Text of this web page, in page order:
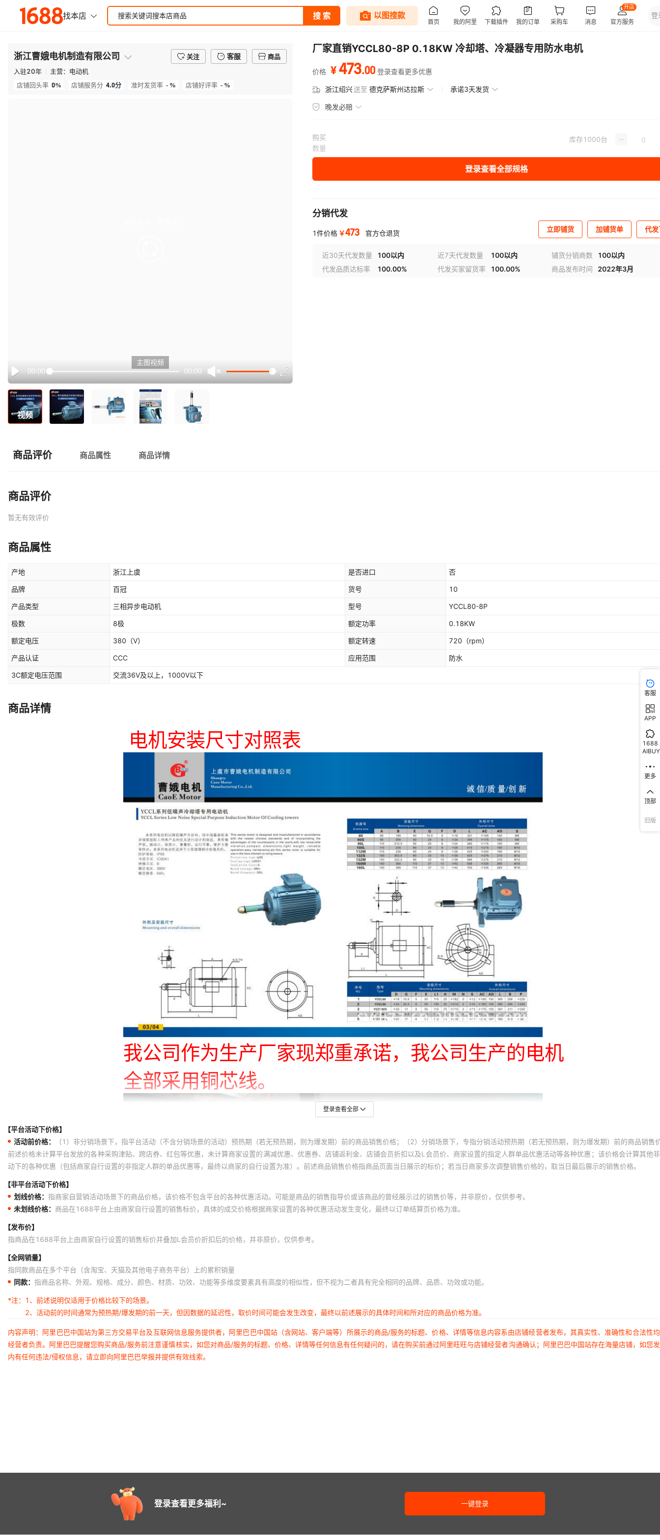
浙江曹娥电机制造有限公司 关注 客服
商品
入驻20年 主营： 电动机
店铺回头率 0% 店铺服务分 4.0分 准时发货率 - % 店铺好评率 - %
Play
00:00 00:00
主图视频
视频
厂家直销YCCL80-8P 0.18KW 冷却塔、冷凝器专用防水电机
价格 ¥473.00 登录查看更多优惠
浙江绍兴送至 德克萨斯州达拉斯 承诺3天发货
晚发必赔
购买
数量
库存1000台
登录查看全部规格
分销代发
1件价格 ￥473 官方仓退货 立即铺货 加铺货单 代
近30天代发数量 100以内 近7天代发数量 100以内 铺货分销商数
100以内
代发品质达标率
100.00% 代发买家留货率 100.00% 商品发布时间 2022年3月
商品评价 商品属性 商品详情
商品评价
暂无有效评价
商品属性
产地 浙江上虞 是否进口 否
品牌 百冠 货号 10
产品类型 三相异步电动机 型号 YCCL80-8P
极数 8极 额定功率 0.18KW
额定电压 380 （V） 额定转速 720 （rpm）
产品认证 CCC 应用范围 防水
3C额定电压范围 交流36V及以上，1000V以下
商品详情
登录查看全部
【平台活动下价格】
活动前价格：
（1）非分销场景下，指平台活动（不含分销场景的活动）预热期（若无预热期，则为爆发期）前的商品销售价格；（2）分销场景下，专指分销活动预热期（若无预热期，则为爆发期）前的商品销售
前述价格未计算平台发放的各种采购津贴、跨店券、红包等优惠，未计算商家设置的满减优惠、优惠券、店铺返利金、店铺会员折扣以及L会员价、商家设置的指定人群单品优惠活动等各种优惠；该价格会计算其他
动下的各种优惠（包括商家自行设置的非指定人群的单品优惠等，最终以商家的自行设置为准）。前述商品销售价格指商品页面当日展示的标价；若当日商家多次调整销售价格的，取当日最后展示的销售价格。
【非平台活动下价格】
划线价格： 指商家自营销活动场景下的商品价格，该价格不包含平台的各种优惠活动。可能是商品的销售指导价或该商品的曾经展示过的销售价等，并非原价，仅供参考。
未划线价格： 商品在1688平台上由商家自行设置的销售标价，具体的成交价格根据商家设置的各种优惠活动发生变化，最终以订单结算页价格为准。
【发布价】
指商品在1688平台上由商家自行设置的销售标价并叠加L会员价折扣后的价格，并非原价，仅供参考。
【全网销量】
指同款商品在多个平台（含淘宝、天猫及其他电子商务平台）上的累积销量
同款： 指商品名称、外观、规格、成分、颜色、材质、功效、功能等多维度要素具有高度的相似性，但不视为二者具有完全相同的品牌、品质、功效或功能。
*注：
1、前述说明仅适用于价格比较下的场景。
2、活动前的时间通常为预热期/爆发期的前一天，但因数据的延迟性，取价时间可能会发生改变，最终以前述展示的具体时间和所对应的商品价格为准。
内容声明：阿里巴巴中国站为第三方交易平台及互联网信息服务提供者，阿里巴巴中国站（含网站、客户端等）所展示的商品/服务的标题、价格、详情等信息内容系由店铺经营者发布，其真实性、准确性和合法性
经营者负责。阿里巴巴提醒您购买商品/服务前注意谨慎核实，如您对商品/服务的标题、价格、详情等任何信息有任何疑问的，请在购买前通过阿里旺旺与店铺经营者沟通确认；阿里巴巴中国站存在海量店铺，如您
内有任何违法/侵权信息，请立即向阿里巴巴举报并提供有效线索。
登录查看更多福利~ 一键登录
客服
APP
1688
AIBUY
更多
顶部
旧版